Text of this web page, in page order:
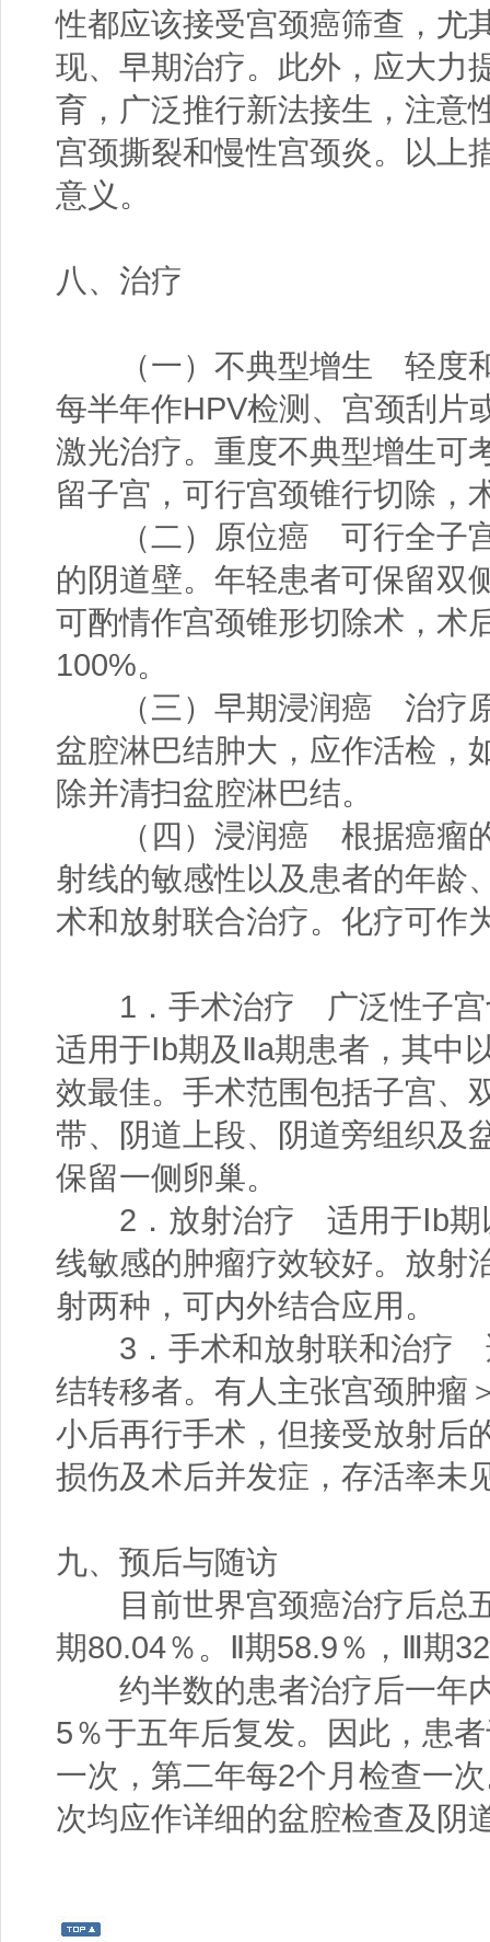
性都应该接受宫颈癌筛查，尤
现、早期治疗。此外，应大力
育，广泛推行新法接生，注意
宫颈撕裂和慢性宫颈炎。以上
意义。
八、治疗
（一）不典型增生 轻度和
每半年作HPV检测、宫颈刮片
激光治疗。重度不典型增生可
留子宫，可行宫颈锥行切除，
（二）原位癌 可行全子宫
的阴道壁。年轻患者可保留双
可酌情作宫颈锥形切除术，术
100%。
（三）早期浸润癌 治疗原
盆腔淋巴结肿大，应作活检，
除并清扫盆腔淋巴结。
（四）浸润癌 根据癌瘤的
射线的敏感性以及患者的年龄
术和放射联合治疗。化疗可作
1．手术治疗 广泛性子宫
适用于Ⅰb期及Ⅱa期患者，其中
效最佳。手术范围包括子宫、
带、阴道上段、阴道旁组织及
保留一侧卵巢。
2．放射治疗 适用于Ⅰb期
线敏感的肿瘤疗效较好。放射
射两种，可内外结合应用。
3．手术和放射联和治疗
结转移者。有人主张宫颈肿瘤
小后再行手术，但接受放射后
损伤及术后并发症，存活率未
九、预后与随访
目前世界宫颈癌治疗后总五
期80.04％。Ⅱ期58.9％，Ⅲ期
约半数的患者治疗后一年
5％于五年后复发。因此，患
一次，第二年每2个月检查一
次均应作详细的盆腔检查及阴